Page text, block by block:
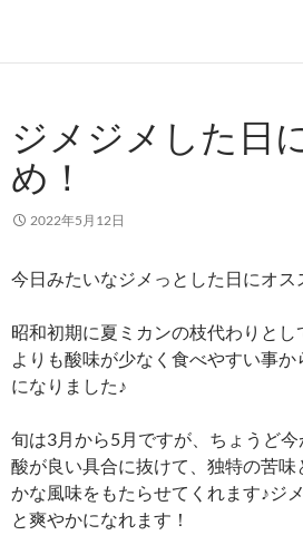
ジメジメした日
め！
2022年5月12日
今日みたいなジメっとした日にオス
昭和初期に夏ミカンの枝代わりと
よりも酸味が少なく食べやすい事か
になりました♪
旬は3月から5月ですが、ちょうど今
酸が良い具合に抜けて、独特の苦
かな風味をもたらせてくれます♪ジ
と爽やかになれます！